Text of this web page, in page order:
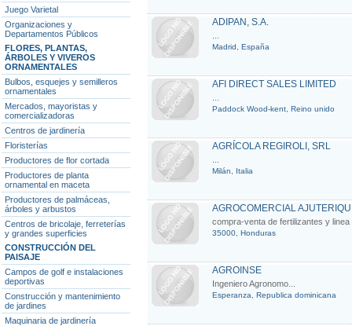
Juego Varietal
Organizaciones y
Departamentos Públicos
FLORES, PLANTAS,
ÁRBOLES Y VIVEROS
ORNAMENTALES
Bulbos, esquejes y semilleros
ornamentales
Mercados, mayoristas y
comercializadoras
Centros de jardinería
Floristerías
Productores de flor cortada
Productores de planta
ornamental en maceta
Productores de palmáceas,
árboles y arbustos
Centros de bricolaje, ferreterías
y grandes superficies
CONSTRUCCIÓN DEL
PAISAJE
Campos de golf e instalaciones
deportivas
Construcción y mantenimiento
de jardines
Maquinaria de jardinería
ADIPAN, S.A.
Madrid, España
AFI DIRECT SALES LIMITED
Paddock Wood-kent, Reino unido
AGRÍCOLA REGIROLI, SRL
Milán, Italia
AGROCOMERCIAL
compra-venta de fertilizantes y linea
35000, Honduras
AGROINSE
Ingeniero Agronomo...
Esperanza, Republica dominicana